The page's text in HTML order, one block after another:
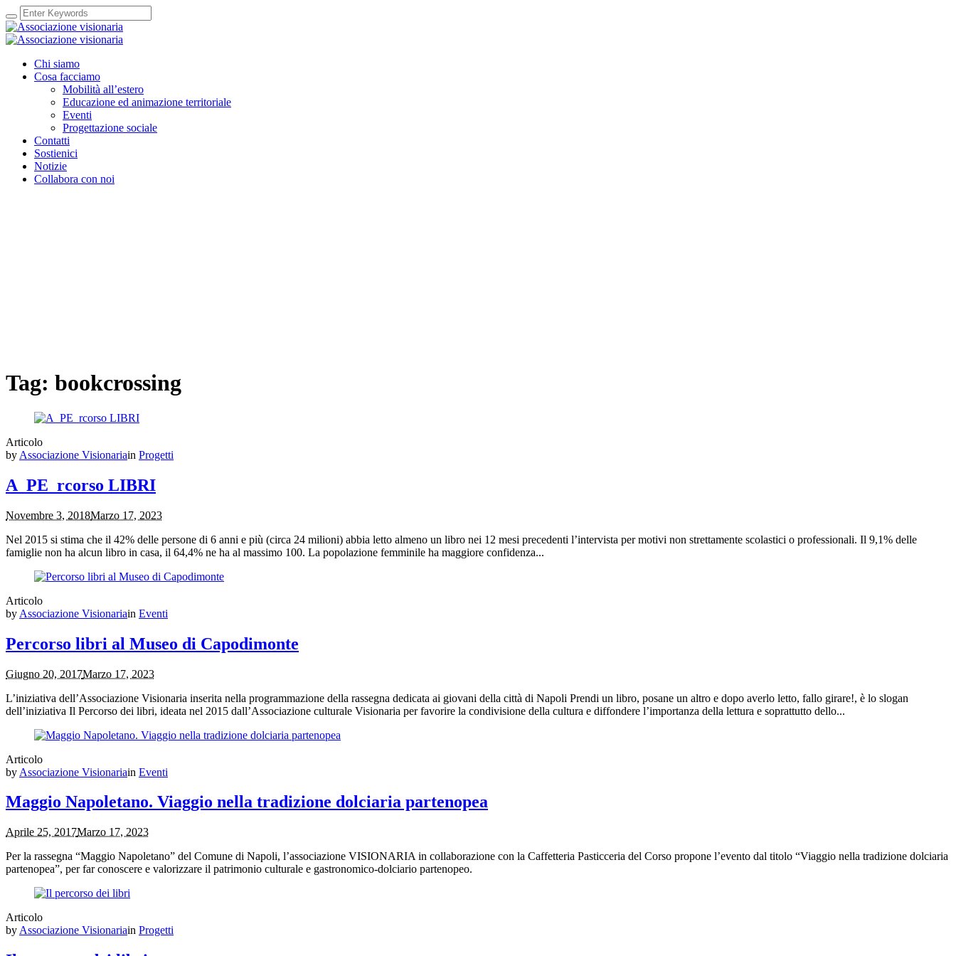
Chi siamo
Cosa facciamo
Mobilità all’estero
Educazione ed animazione territoriale
Eventi
Progettazione sociale
Contatti
Sostienici
Notizie
Collabora con noi
Tag: bookcrossing
Articolo
by Associazione Visionariain Progetti
A_PE_rcorso LIBRI
Novembre 3, 2018Marzo 17, 2023
Nel 2015 si stima che il 42% delle persone di 6 anni e più (circa 24 milioni) abbia letto almeno un libro nei 12 mesi precedenti l’intervista per motivi non strettamente scolastici o professionali. Il 9,1% delle
famiglie non ha alcun libro in casa, il 64,4% ne ha al massimo 100. La popolazione femminile ha maggiore confidenza...
Articolo
by Associazione Visionariain Eventi
Percorso libri al Museo di Capodimonte
Giugno 20, 2017Marzo 17, 2023
L’iniziativa dell’Associazione Visionaria inserita nella programmazione della rassegna dedicata ai giovani della città di Napoli Prendi un libro, posane un altro e dopo averlo letto, fallo girare!, è lo slogan
dell’iniziativa Il Percorso dei libri, ideata nel 2015 dall’Associazione culturale Visionaria per favorire la condivisione della cultura e diffondere l’importanza della lettura e soprattutto dello...
Articolo
by Associazione Visionariain Eventi
Maggio Napoletano. Viaggio nella tradizione dolciaria partenopea
Aprile 25, 2017Marzo 17, 2023
Per la rassegna “Maggio Napoletano” del Comune di Napoli, l’associazione VISIONARIA in collaborazione con la Caffetteria Pasticceria del Corso propone l’evento dal titolo “Viaggio nella tradizione dolciaria
partenopea”, per far conoscere e valorizzare il patrimonio culturale e gastronomico-dolciario partenopeo.
Articolo
by Associazione Visionariain Progetti